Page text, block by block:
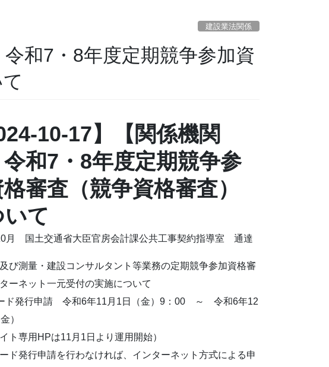
建設業法関係
和7・8年度定期競争参加資
10-17】【関係機関
和7・8年度定期競争参
審査（競争資格審査）
いて
月 国土交通省大臣官房会計課公共工事契約指導室 通達
び測量・建設コンサルタント等業務の定期競争参加資格審
ーネット一元受付の実施について
ド発行申請 令和6年11月1日（金）9：00 ～ 令和6年12
）
イト専用HPは11月1日より運用開始）
ド発行申請を行わなければ、インターネット方式による申